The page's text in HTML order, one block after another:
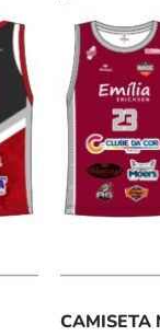
CAMISETA